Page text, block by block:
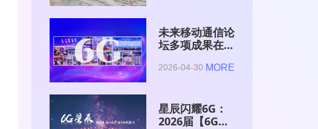
未来移动通信论
坛多项成果在
术与产业生态大
2026-04-30 MORE
星辰闪耀6G：
2026届【6G星